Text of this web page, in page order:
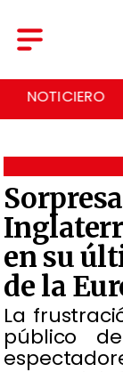
NOTICIERO
en su
de la
La
público